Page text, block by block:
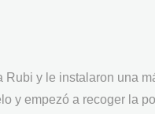
Rubi y le instalaron una
y empezó a recoger la